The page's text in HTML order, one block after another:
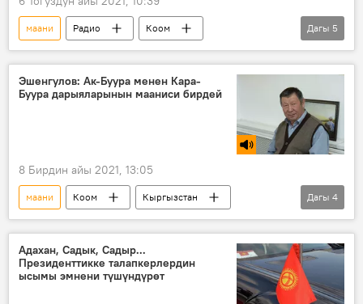
маани Радио
Коом
Кыргызстан
Кеменгер
Мелис Мураталиев
карыя
аталыш
сөз
Дагы 5
Эшенгулов: Ак-Буура менен Кара-
Буура дарыяларынын мааниси бирдей
8 Бирдин айы 2021, 13:05
маани Коом
Кыргызстан
Радио
Ак-Буура
Кара-Буура
Темиркул Эшенгулов
Дагы 4
Адахан, Садык, Садыр...
Президенттикке талапкерлердин
ысымы эмнени түшүндүрөт